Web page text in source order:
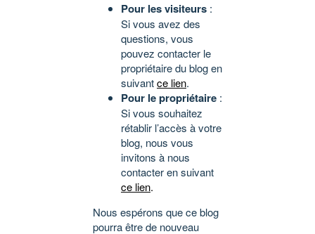
Pour les visiteurs :
Si vous avez des
questions, vous
pouvez contacter le
propriétaire du blog en
suivantce lien.
Pour le propriétaire :
Si vous souhaitez
rétablir l’accès à votre
blog, nous vous
invitons à nous
contacter en suivant
ce lien.
Nous espérons que ce blog
pourra être de nouveau